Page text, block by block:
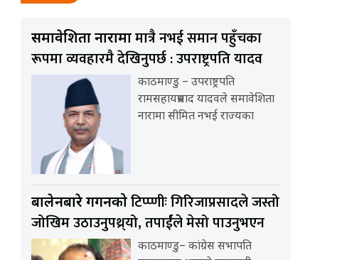
समावेशिता नारामामात्रै नभई समान पहुँचका
रूपमा व्यवहारमै देखिनुपर्छ : उपराष्ट्रपति यादव
काठमाण्डु – उपराष्ट्रपति
रामसहायप्रसाद यादवले समावेशिता
नारामा सीमित नभई राज्यका
बालेनबारे गगनकोटिप्प्णीः गिरिजाप्रसादले जस्तो
जोखिम उठाउनुपथ्र्यो, तपार्ईंले मेसो पाउनुभएन
काठमाण्डु– कांग्रेस सभापति